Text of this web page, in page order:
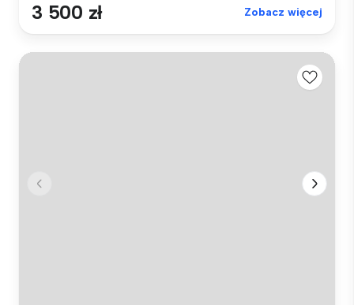
3 500 zł Zobacz więcej